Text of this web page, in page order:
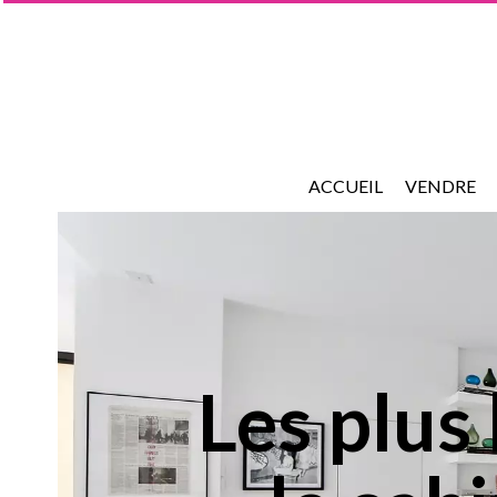
ACCUEIL VENDRE
Les